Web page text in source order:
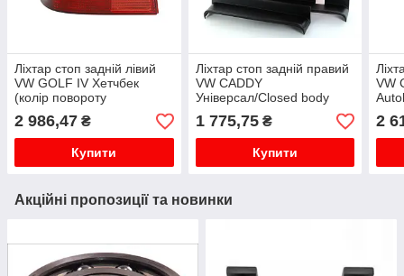
Ліхтар стоп задній лівий
VW GOLF IV Хетчбек
(колір повороту
димчастий, колір скла
червоний) 08.97-06.06
2 986,47 ₴
Купити
Ліхтар стоп задній правий
VW CADDY
Універсал/Closed body
(колір повороту білий,
колір скла червоний)
03.04-08.10
1 775,75₴
Купити
VW
2
Акційні пропозиції та новинки